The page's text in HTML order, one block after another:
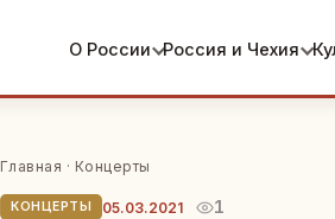
О России Россия и Чехия
Главная · Концерты
КОНЦЕРТЫ 05.03.2021 1